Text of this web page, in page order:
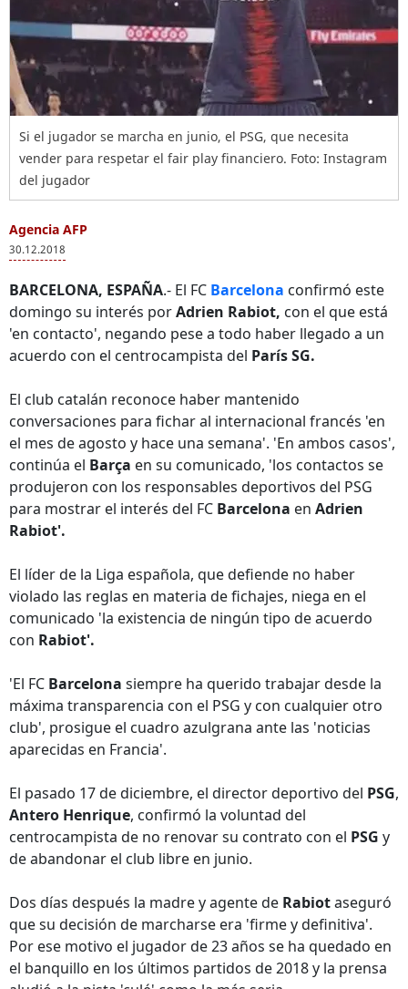
Si el jugador se marcha en junio, el PSG, que necesita
vender para respetar el fair play financiero. Foto: Instagram
del jugador
Agencia AFP
30.12.2018
BARCELONA, ESPAÑA.- El FC Barcelona confirmó este
domingo su interés porAdrien Rabiot, con el que está
'en contacto', negando pese a todo haber llegado a un
acuerdo con el centrocampista del París SG.
El club catalán reconoce haber mantenido
conversaciones para fichar al internacional francés 'en
el mes de agosto y hace una semana'. 'En ambos casos',
continúa el Barça en su comunicado, 'los contactos se
produjeron con los responsables deportivos del PSG
para mostrar el interés del FC Barcelona en Adrien
Rabiot'.
El líder de la Liga española, que defiende no haber
violado las reglas en materia de fichajes, niega en el
comunicado 'la existencia de ningún tipo de acuerdo
con Rabiot'.
'El FC Barcelona siempre ha querido trabajar desde la
máxima transparencia con el PSG y con cualquier otro
club', prosigue el cuadro azulgrana ante las 'noticias
aparecidas en Francia'.
El pasado 17 de diciembre, el director deportivo del PSG,
Antero Henrique, confirmó la voluntad del
centrocampista de no renovar su contrato con el PSG y
de abandonar el club libre en junio.
Dos días después la madre y agente de Rabiotaseguró
que su decisión de marcharse era 'firme y definitiva'.
Por ese motivo el jugador de 23 años se ha quedado en
el banquillo en los últimos partidos de 2018 y la prensa